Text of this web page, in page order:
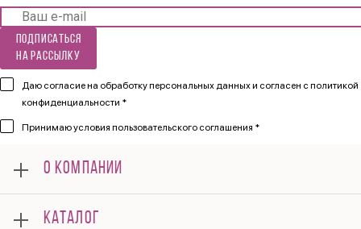
Подписаться
на рассылку
Даю согласие на обработку персональных данных и согласен с политикой
конфиденциальности *
Принимаюусловия пользовательского соглашения *
О КОМПАНИИ
Мероприятия
КАТАЛОГ